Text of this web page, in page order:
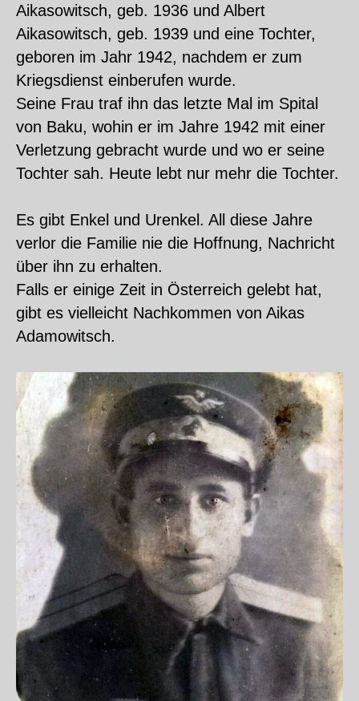
Aikasowitsch, geb. 1936 und Albert
Aikasowitsch, geb. 1939 und eine Tochter,
geboren im Jahr 1942, nachdem er zum
Kriegsdienst einberufen wurde.
Seine Frau traf ihn das letzte Mal im Spital
von Baku, wohin er im Jahre 1942 mit einer
Verletzung gebracht wurde und wo er seine
Tochter sah. Heute lebt nur mehr die Tochter.
Es gibt Enkel und Urenkel. All diese Jahre
verlor die Familie nie die Hoffnung, Nachricht
über ihn zu erhalten.
Falls er einige Zeit in Österreich gelebt hat,
gibt es vielleicht Nachkommen von Aikas
Adamowitsch.